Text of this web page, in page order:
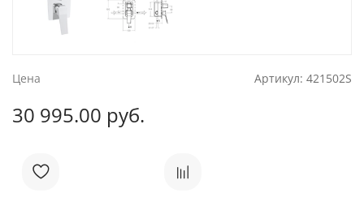
Цена Артикул: 421502S
30 995.00 руб.